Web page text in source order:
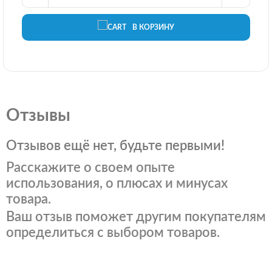
В КОРЗИНУ
Отзывы
Отзывов ещё нет, будьте первыми!
Расскажите о своем опыте
использования, о плюсах и минусах
товара.
Ваш отзыв поможет другим покупателям
определиться с выбором товаров.